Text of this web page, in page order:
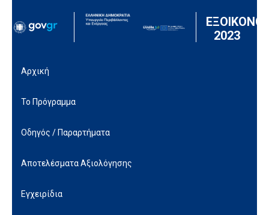
2023
Αρχική
Το Πρόγραμμα
Οδηγός / Παραρτήματα
Αποτελέσματα Αξιολόγησης
Εγχειρίδια